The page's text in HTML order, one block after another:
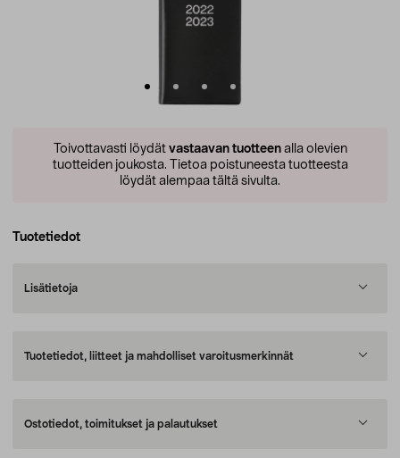
Toivottavasti löydät vastaavan tuotteenalla olevien
tuotteiden joukosta. Tietoa poistuneesta tuotteesta
löydät alempaa tältä sivulta.
Tuotetiedot
Lisätietoja
Tuotetiedot, liitteet ja mahdolliset varoitusmerkinnät
Ostotiedot, toimitukset ja palautukset